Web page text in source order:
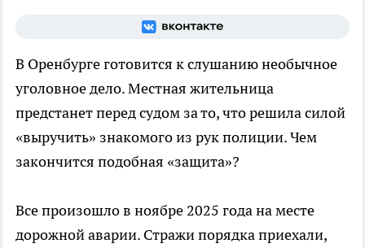
В Оренбурге готовится к слушанию необычное
уголовное дело. Местная жительница
предстанет перед судом за то, что решила силой
«выручить» знакомого из рук полиции. Чем
закончится подобная «защита»?
Все произошло в ноябре 2025 года на месте
дорожной аварии. Стражи порядка приехали,